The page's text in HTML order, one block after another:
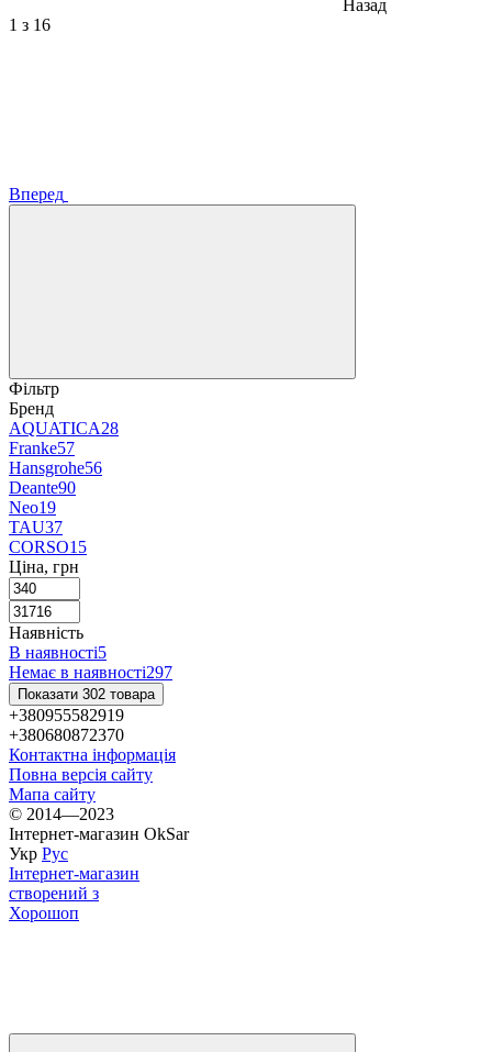
Назад
1 з 16
Вперед
Фільтр
Бренд
AQUATICA28
Franke57
Hansgrohe56
Deante90
Neo19
TAU37
CORSO15
Ціна, грн
Наявність
В наявності5
Немає в наявності297
Показати 302 товара
+380955582919
+380680872370
Контактна інформація
Повна версія сайту
Мапа сайту
© 2014—2023
Інтернет-магазин OkSar
Укр Рус
Інтернет-магазин
створений з
Хорошоп